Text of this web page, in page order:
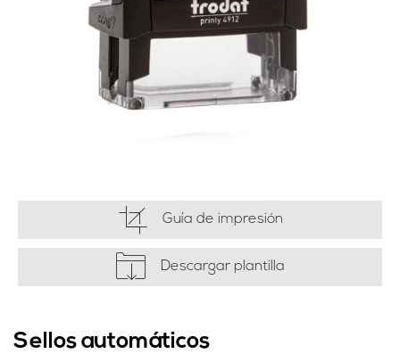
Guía de impresión
Descargar plantilla
Sellos automáticos